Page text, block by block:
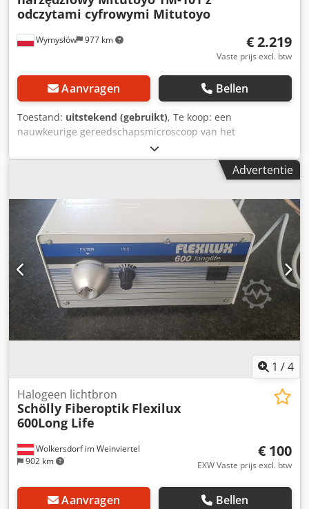
Wymysłów 977 km
odczytami cyfrowymi Mitutoyo
€ 2.219
Vaste prijs excl. btw
Aanvragen Bellen
Toestand: uitstekend (gebruikt), Te koop: een
nauwkeurige gereedschapsmicroscoop van het
gerenommeerde Japanse merk Mitutoyo, model TM-101
(Code No. 176-901). Dit apparaat is ontworpen voor het
controleren van afmetingen, vormen, profielen,
meetlaboratoria en kwaliteitscontrolediensten. Fabrikant:
Mitutoyo Mfg. Co. Ltd. Japan. Type: TM-101. Digitale
Mitutoyo uitlezingen op de X- en Y-assen met ABS- en INC-
functie, preset, data-uitgang. Kruistafel met rotatie en
fijnafstelling. Verlichtingsfuncties: Oppervlak, Contour,
Hoofdverlichting. Voeding: AC 220V, 50–60 Hz, 8 VA.
Robuuste, stabiele industriële constructie. Zeer goede
staat, compleet apparaat, technisch volledig functioneel en
klaar voor gebruik. Ideaal voor het meten van
snijgereedschappen, frezen, boren, platen, inspectie van
schroefdraad en detailgeometrieën. Chedow R E Hispfx
Advertentie
1 /4
Wolkersdorf im Weinviertel
902 km
Halogeen lichtbron
Schölly Fiberoptik Flexilux
600Long Life
€ 100
EXW Vaste prijs excl. btw
Aanvragen Bellen